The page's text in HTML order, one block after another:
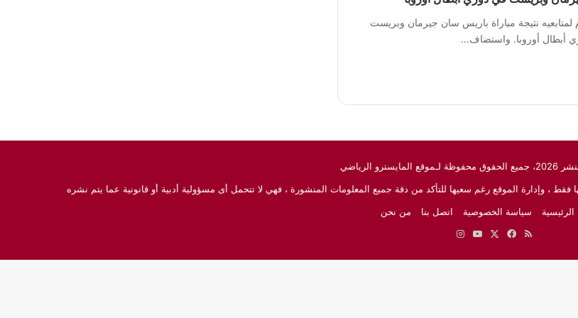
نتيجة مباراة باريس سان جيرمان وبريست
أبطال أوروبا. واستضاف…
الرياضي
، وإدارة الموقع رغم سعيها للتأكد من دقة جميع المعلومات المنشورة ، فهي لا تتحمل أى مسؤولية أدبية أو قانونية عما يتم نشره
الرئيسية
سياسة الخصوصية اتصل بنا
من نحن
ملخصفيسبوك ‫YouTubeانستقرام